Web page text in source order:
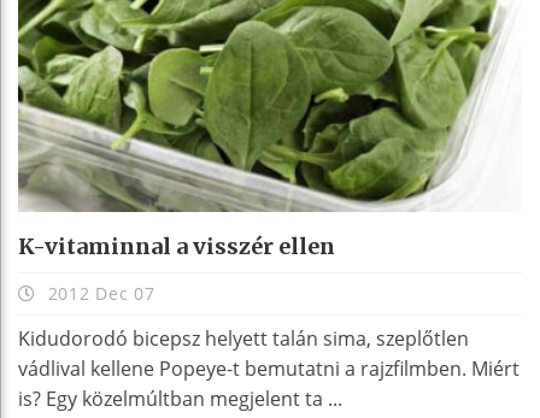
K-vitaminnal a visszér ellen
2012 Dec 07
Kidudorodó bicepsz helyett talán sima, szeplőtlen
vádlival kellene Popeye-t bemutatni a rajzfilmben. Miért
is? Egy közelmúltban megjelent ta ...